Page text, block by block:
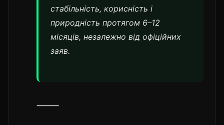
стабільність, корисність і
природність протягом 6–12
місяців, незалежно від офіційних
заяв.
⸻